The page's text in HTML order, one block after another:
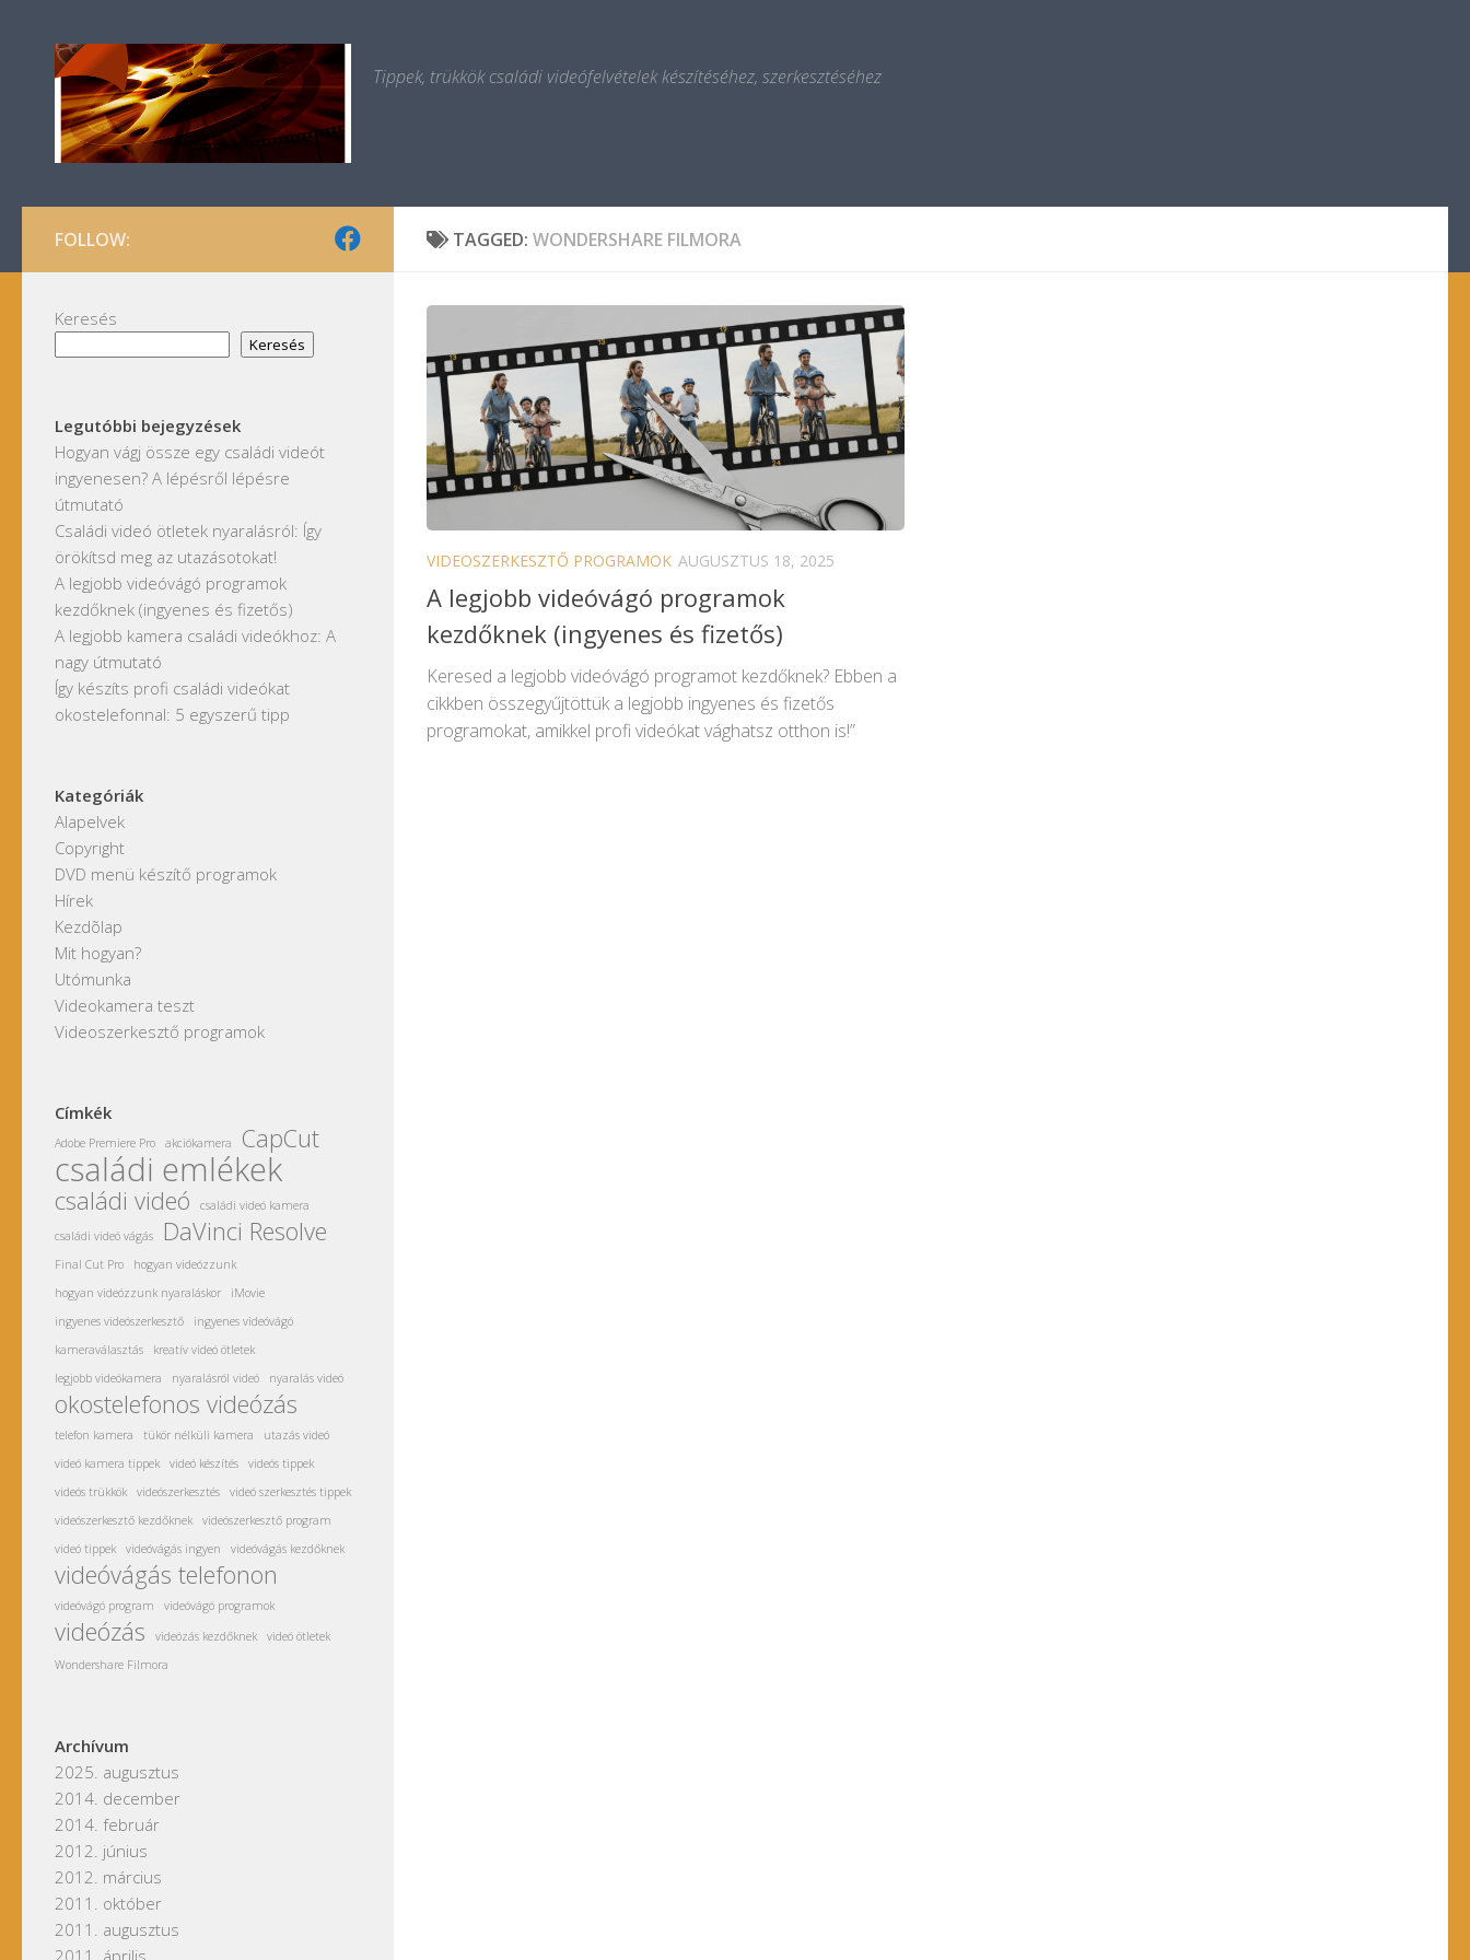
Tippek, trükkök családi videófelvételek készítéséhez, szerkesztéséhez
TAGGED: WONDERSHARE FILMORA
VIDEOSZERKESZTŐ PROGRAMOK AUGUSZTUS 18, 2025
A legjobb videóvágó programok
kezdőknek (ingyenes és fizetős)
Keresed a legjobb videóvágó programot kezdőknek? Ebben a
cikkben összegyűjtöttük a legjobb ingyenes és fizetős
programokat, amikkel profi videókat vághatsz otthon is!”
FOLLOW:
Keresés
Keresés
Legutóbbi bejegyzések
Hogyan vágj össze egy családi videót
ingyenesen? A lépésről lépésre
útmutató
Családi videó ötletek nyaralásról: Így
örökítsd meg az utazásotokat!
A legjobb videóvágó programok
kezdőknek (ingyenes és fizetős)
A legjobb kamera családi videókhoz: A
nagy útmutató
Így készíts profi családi videókat
okostelefonnal: 5 egyszerű tipp
Kategóriák
Alapelvek
Copyright
DVD menü készítő programok
Hírek
Kezdõlap
Mit hogyan?
Utómunka
Videokamera teszt
Videoszerkesztő programok
Címkék
Adobe Premiere Pro akciókamera CapCut
családi emlékek
családi videó
családi videó kamera
családi videó vágás
DaVinci Resolve
Final Cut Pro
hogyan videózzunk
hogyan videózzunk nyaraláskor
iMovie
ingyenes videószerkesztő
ingyenes videóvágó
kameraválasztás
kreatív videó ötletek
legjobb videókamera
nyaralásról videó nyaralás videó
okostelefonos videózás
telefon kamera tükör nélküli kamera
utazás videó
videó kamera tippek
videó készítés
videós tippek
videós trükkök
videószerkesztés
videó szerkesztés tippek
videószerkesztő kezdőknek
videószerkesztő program
videó tippek
videóvágás ingyen videóvágás kezdőknek
videóvágás telefonon
videóvágó program videóvágó programok
videózás videózás kezdőknek
videó ötletek
Wondershare Filmora
Archívum
2025. augusztus
2014. december
2014. február
2012. június
2012. március
2011. október
2011. augusztus
2011. április